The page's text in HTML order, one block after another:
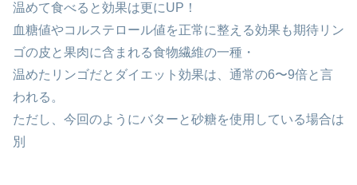
温めて食べると効果は更にUP！
血糖値やコルステロール値を正常に整える効果も期待リン
ゴの皮と果肉に含まれる食物繊維の一種・
温めたリンゴだとダイエット効果は、通常の6〜9倍と言
われる。
ただし、今回のようにバターと砂糖を使用している場合は
別